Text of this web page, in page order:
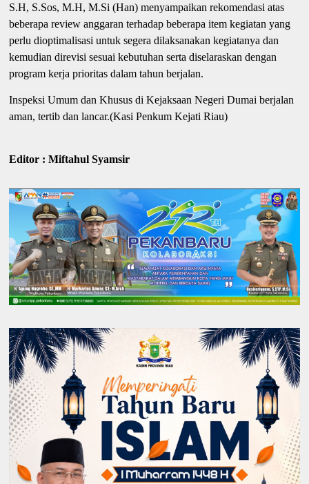
S.H, S.Sos, M.H, M.Si (Han) menyampaikan rekomendasi atas
beberapa review anggaran terhadap beberapa item kegiatan yang
perlu dioptimalisasi untuk segera dilaksanakan kegiatanya dan
kemudian direvisi sesuai kebutuhan serta diselaraskan dengan
program kerja prioritas dalam tahun berjalan.
Inspeksi Umum dan Khusus di Kejaksaan Negeri Dumai berjalan
aman, tertib dan lancar.(Kasi Penkum Kejati Riau)
Editor : Miftahul Syamsir